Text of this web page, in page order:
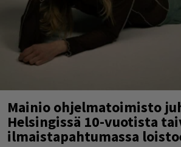
Mainio ohjelmatoimisto
Helsingissä 10-vuotista
ilmaistapahtumassa